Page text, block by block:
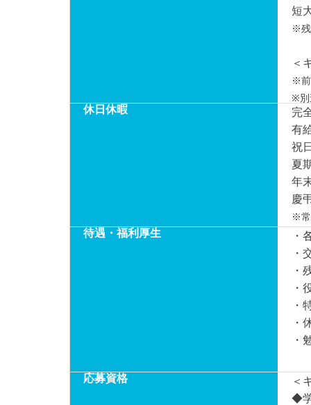
短
※残
＜
※前
※別
休日休暇
完
有
祝
夏
年
慶
※常
待遇・福利厚生
・
・
・
・
・
・
・
応募資格
＜
◆